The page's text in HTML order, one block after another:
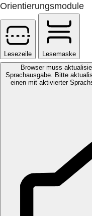
Orientierungsmodule
Lesezeile
Lesemaske
Browser muss
Sprachausgabe. Bitte
einen mit aktivierter